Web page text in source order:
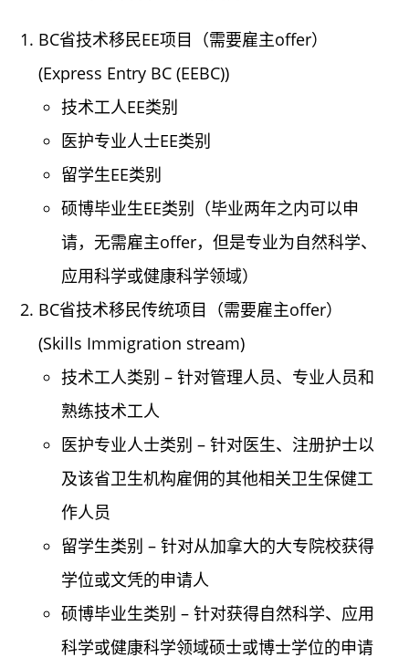
BC省技术移民EE项目（需要雇主offer）
(Express Entry BC (EEBC))
技术工人EE类别
医护专业人士EE类别
留学生EE类别
硕博毕业生EE类别（毕业两年之内可以申
请，无需雇主offer，但是专业为自然科学、
应用科学或健康科学领域）
BC省技术移民传统项目（需要雇主offer）
(Skills Immigration stream)
技术工人类别 – 针对管理人员、专业人员和
熟练技术工人
医护专业人士类别 – 针对医生、注册护士以
及该省卫生机构雇佣的其他相关卫生保健工
作人员
留学生类别 – 针对从加拿大的大专院校获得
学位或文凭的申请人
硕博毕业生类别 – 针对获得自然科学、应用
科学或健康科学领域硕士或博士学位的申请